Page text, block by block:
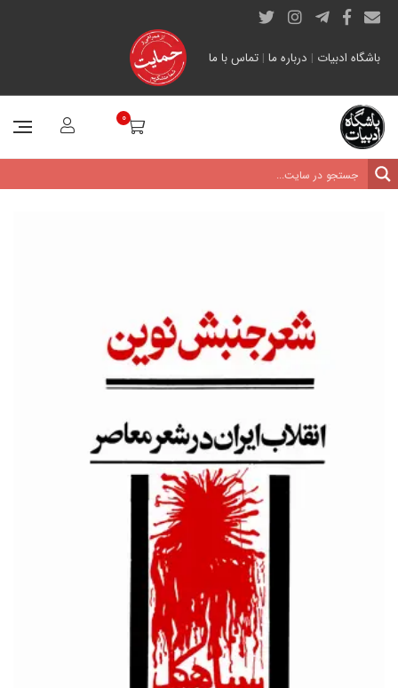
باشگاه ادبیات | درباره ما | تماس با ما
0